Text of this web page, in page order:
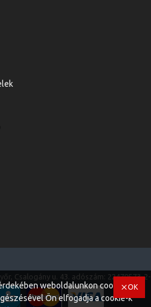
Csalogány u. 43. adószám: 22470573-
OK
weboldalunkon cookie-kat
Ön elfogadja a cookie-k